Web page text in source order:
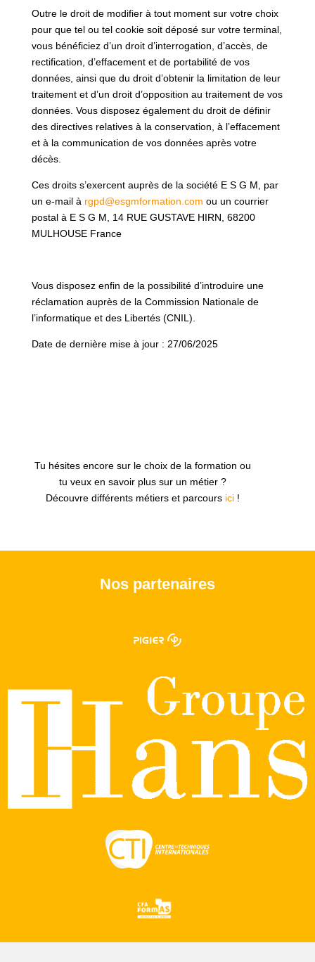
Outre le droit de modifier à tout moment sur votre choix
pour que tel ou tel cookie soit déposé sur votre terminal,
vous bénéficiez d’un droit d’interrogation, d’accès, de
rectification, d’effacement et de portabilité de vos
données, ainsi que du droit d’obtenir la limitation de leur
traitement et d’un droit d’opposition au traitement de vos
données. Vous disposez également du droit de définir
des directives relatives à la conservation, à l’effacement
et à la communication de vos données après votre
décès.
Ces droits s’exercent auprès de la société E S G M, par
un e-mail à rgpd@esgmformation.com ou un courrier
postal à E S G M,
14 RUE GUSTAVE HIRN, 68200
MULHOUSE France
Vous disposez enfin de la possibilité d’introduire une
réclamation auprès de la Commission Nationale de
l’informatique et des Libertés (CNIL).
Date de dernière mise à jour : 27/06/2025
Tu hésites encore sur le choix de la formation ou
tu veux en savoir plus sur un métier ?
Découvre différents métiers et parcours ici!
Nos partenaires